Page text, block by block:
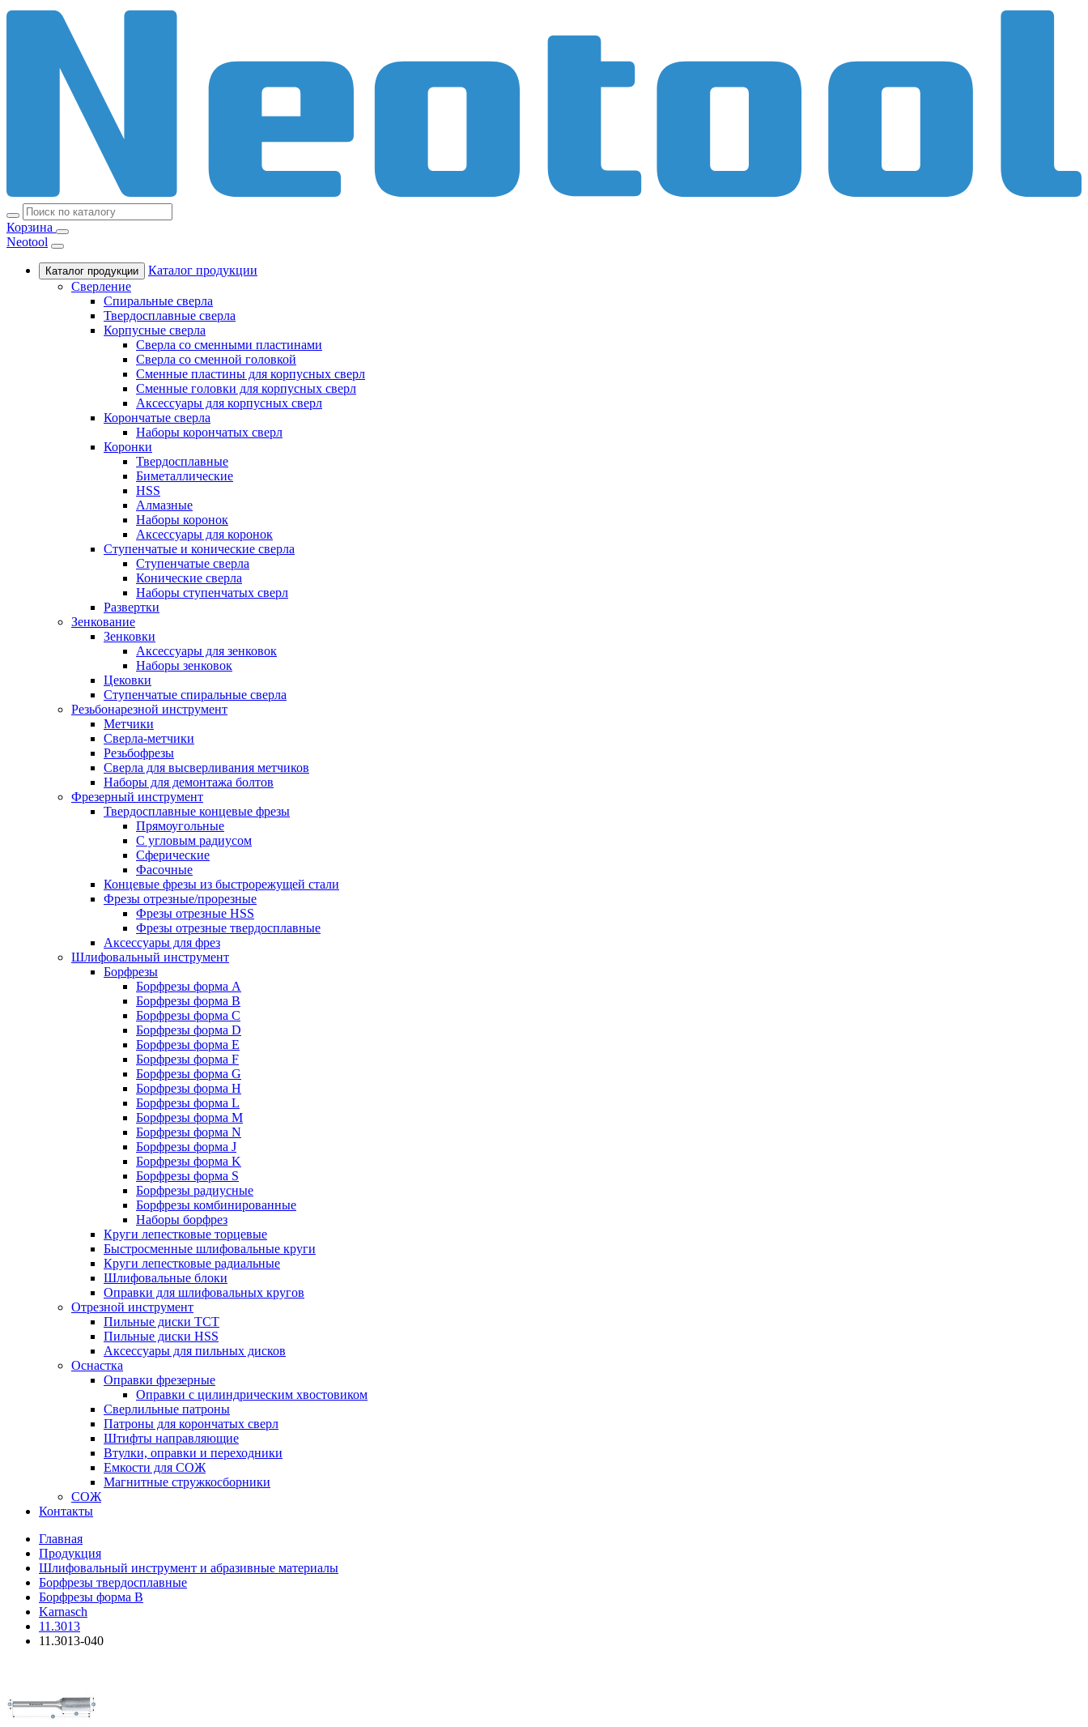
Корзина
Neotool
Каталог продукции
Каталог продукции
Сверление
Спиральные сверла
Твердосплавные сверла
Корпусные сверла
Сверла со сменными пластинами
Сверла со сменной головкой
Сменные пластины для корпусных сверл
Сменные головки для корпусных сверл
Аксессуары для корпусных сверл
Корончатые сверла
Наборы корончатых сверл
Коронки
Твердосплавные
Биметаллические
HSS
Алмазные
Наборы коронок
Аксессуары для коронок
Ступенчатые и конические сверла
Ступенчатые сверла
Конические сверла
Наборы ступенчатых сверл
Развертки
Зенкование
Зенковки
Аксессуары для зенковок
Наборы зенковок
Цековки
Ступенчатые спиральные сверла
Резьбонарезной инструмент
Метчики
Сверла-метчики
Резьбофрезы
Сверла для высверливания метчиков
Наборы для демонтажа болтов
Фрезерный инструмент
Твердосплавные концевые фрезы
Прямоугольные
С угловым радиусом
Сферические
Фасочные
Концевые фрезы из быстрорежущей стали
Фрезы отрезные/прорезные
Фрезы отрезные HSS
Фрезы отрезные твердосплавные
Аксессуары для фрез
Шлифовальный инструмент
Борфрезы
Борфрезы форма A
Борфрезы форма B
Борфрезы форма C
Борфрезы форма D
Борфрезы форма E
Борфрезы форма F
Борфрезы форма G
Борфрезы форма H
Борфрезы форма L
Борфрезы форма M
Борфрезы форма N
Борфрезы форма J
Борфрезы форма K
Борфрезы форма S
Борфрезы радиусные
Борфрезы комбинированные
Наборы борфрез
Круги лепестковые торцевые
Быстросменные шлифовальные круги
Круги лепестковые радиальные
Шлифовальные блоки
Оправки для шлифовальных кругов
Отрезной инструмент
Пильные диски ТСТ
Пильные диски HSS
Аксессуары для пильных дисков
Оснастка
Оправки фрезерные
Оправки с цилиндрическим хвостовиком
Сверлильные патроны
Патроны для корончатых сверл
Штифты направляющие
Втулки, оправки и переходники
Емкости для СОЖ
Магнитные стружкосборники
СОЖ
Контакты
Главная
Продукция
Шлифовальный инструмент и абразивные материалы
Борфрезы твердосплавные
Борфрезы форма B
Karnasch
11.3013
11.3013-040